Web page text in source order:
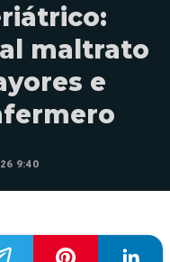
maltrato
e
9:40